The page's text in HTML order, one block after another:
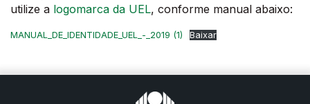
utilize a logomarca da UEL, conforme manual abaixo:
MANUAL_DE_IDENTIDADE_UEL_-_2019 (1) Baixar